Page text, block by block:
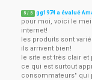
5 / 5 gg1974 a évalué
pour moi, voici le
internet!
les produits sont
ils arrivent bien!
le site est très clair
ce qui est surtout
consommateurs" qui